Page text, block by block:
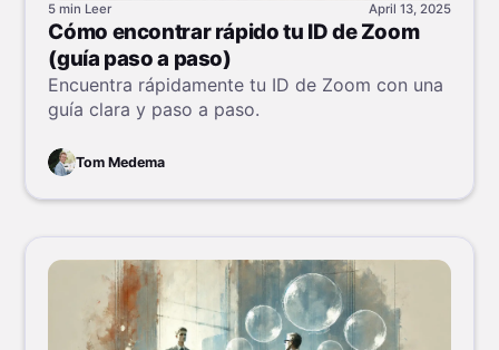
5 min Leer April 13, 2025
Cómo encontrar rápido tu ID de Zoom
(guía paso a paso)
Encuentra rápidamente tu ID de Zoom con una
guía clara y paso a paso.
Tom Medema